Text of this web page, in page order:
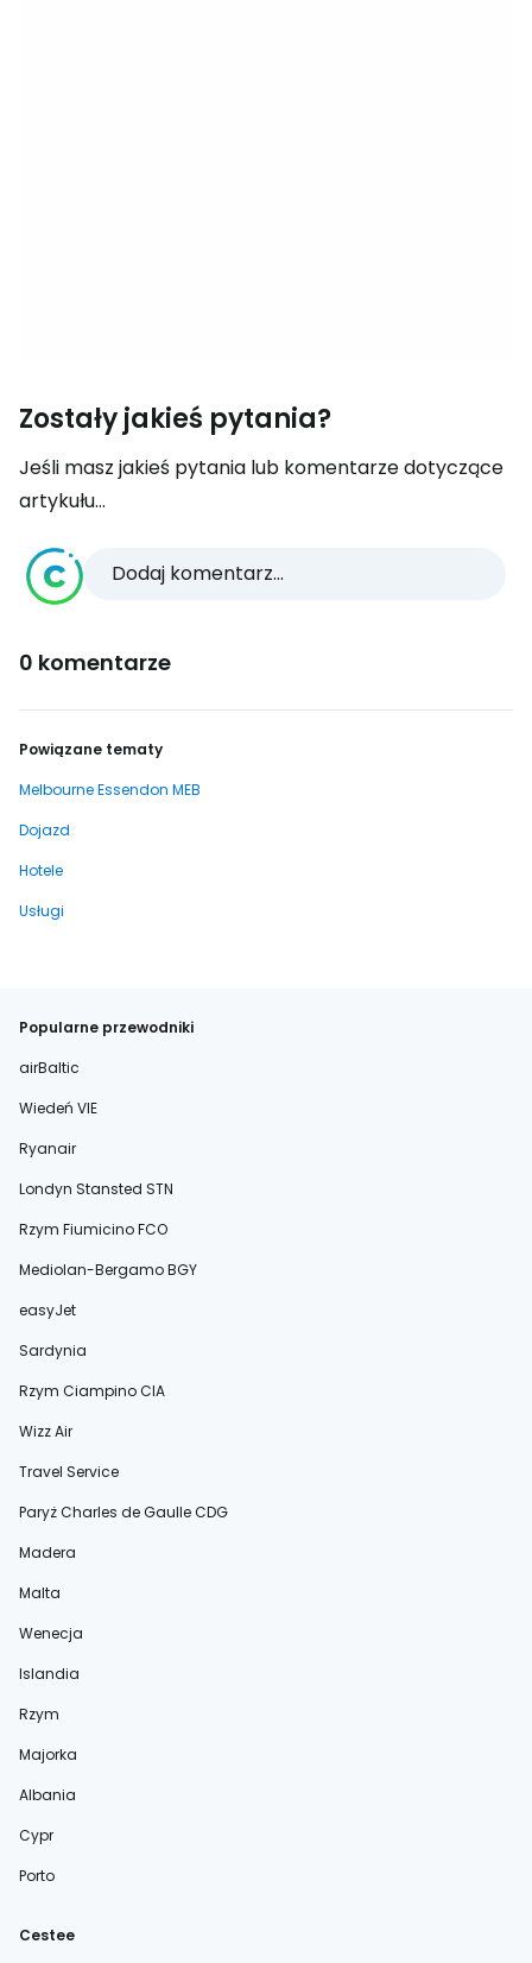
Zostały jakieś pytania?
Jeśli masz jakieś pytania lub komentarze dotyczące
artykułu...
Dodaj komentarz...
0 komentarze
Powiązane tematy
Melbourne Essendon MEB
Dojazd
Hotele
Usługi
Popularne przewodniki
airBaltic
Wiedeń VIE
Ryanair
Londyn Stansted STN
Rzym Fiumicino FCO
Mediolan-Bergamo BGY
easyJet
Sardynia
Rzym Ciampino CIA
Wizz Air
Travel Service
Paryż Charles de Gaulle CDG
Madera
Malta
Wenecja
Islandia
Rzym
Majorka
Albania
Cypr
Porto
Cestee